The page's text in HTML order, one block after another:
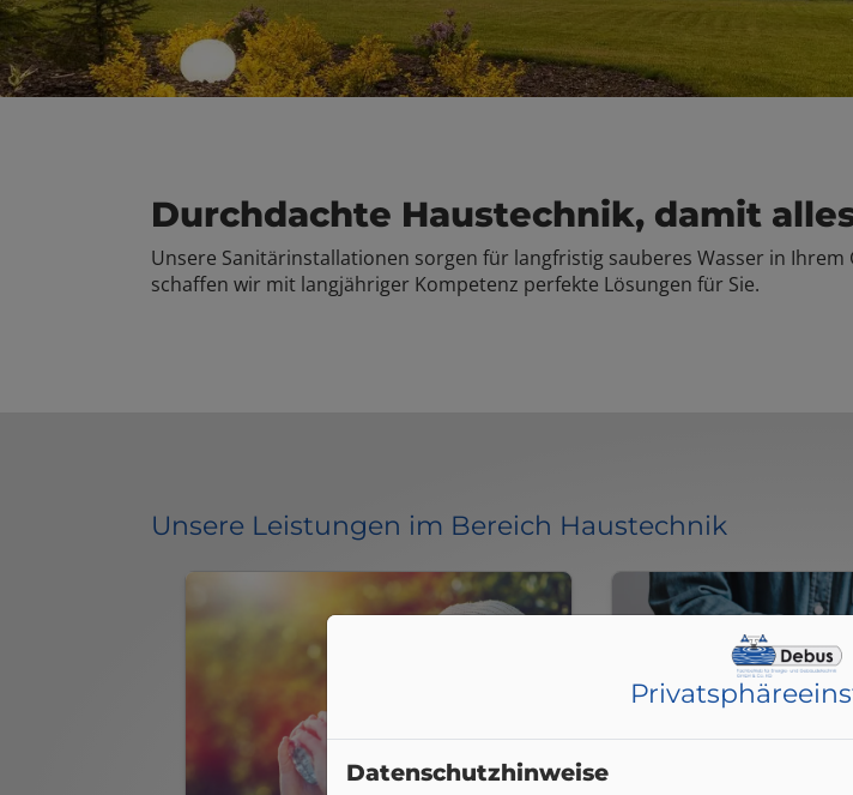
Durchdachte Haustechnik, damit
Unsere Sanitärinstallationen sorgen für langfristig sauberes Wasser in
schaffen wir mit langjähriger Kompetenz perfekte Lösungen für Sie.
Unsere Leistungen im Bereich Haustechnik
Datenschutzhinweise